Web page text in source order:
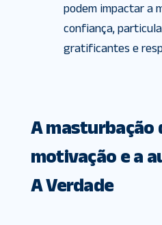
podem impactar a
confiança,
gratificantes e
A masturbação
motivação e a
A Verdade